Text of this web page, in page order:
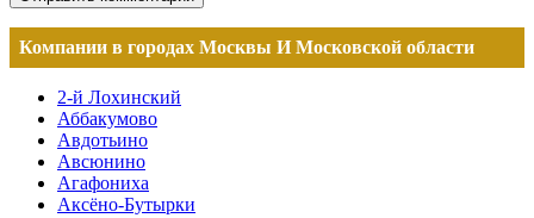
Компании в городах Москвы И Московской области
2-й Лохинский
Аббакумово
Авдотьино
Авсюнино
Агафониха
Аксёно-Бутырки